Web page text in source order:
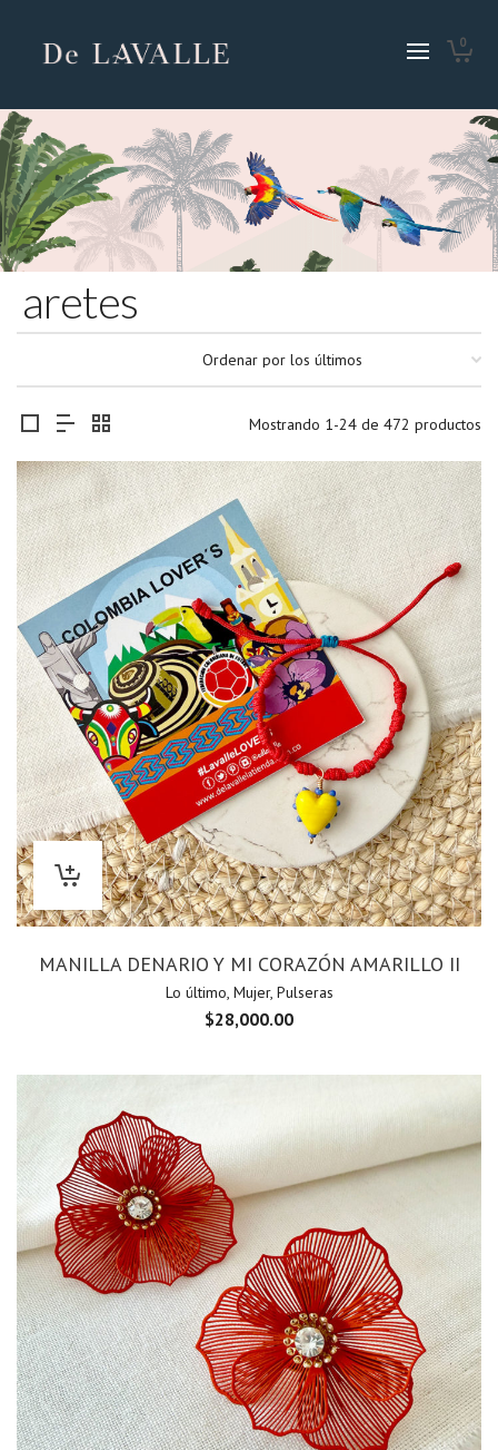
0
aretes
Mostrando 1-24 de 472 productos
MANILLA DENARIO Y MI CORAZÓN AMARILLO II
Lo último, Mujer, Pulseras
$28,000.00